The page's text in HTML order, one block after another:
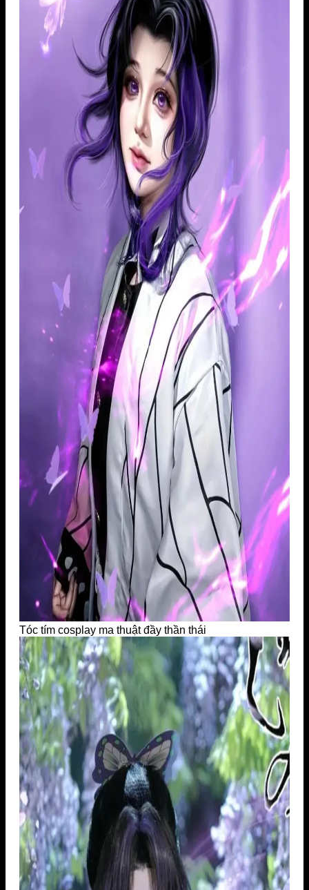
Tóc tím cosplay ma thuật đầy thần thái